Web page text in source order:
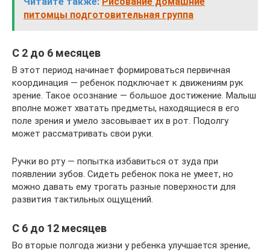
питомцы подготовительная группа
С 2 до 6 месяцев
В этот период начинает формироваться первичная
координация — ребенок подключает к движениям рук
зрение. Такое осознание — большое достижение. Малыш
вполне может хватать предметы, находящиеся в его
поле зрения и умело засовывает их в рот. Подолгу
может рассматривать свои руки.
Ручки во рту — попытка избавиться от зуда при
появлении зубов. Сидеть ребенок пока не умеет, но
можно давать ему трогать разные поверхности для
развития тактильных ощущений.
С 6 до 12 месяцев
Во вторые полгода жизни у ребенка улучшается зрение,